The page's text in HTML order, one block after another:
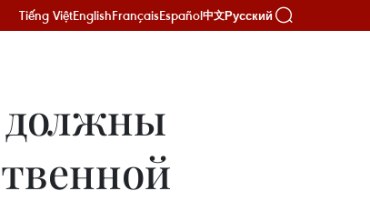
Tiếng ViệtEnglishFrançaisEspañol中文Русский